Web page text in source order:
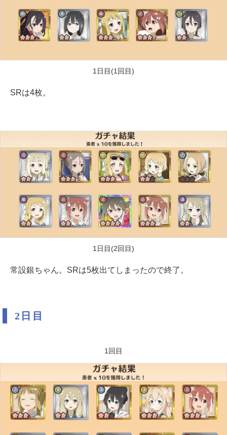
1日目(1回目)
SRは4枚。
1日目(2回目)
常設銀ちゃん。SRは5枚出てしまったので終了。
2日目
1回目